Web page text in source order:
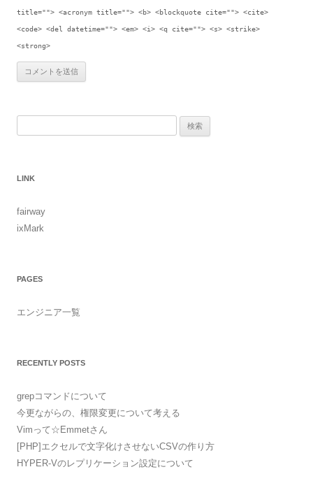
title=""> <acronym title=""> <b> <blockquote cite=""> <cite>
<code> <del datetime=""> <em> <i> <q cite=""> <s> <strike>
<strong>
LINK
fairway
ixMark
PAGES
エンジニア一覧
RECENTLY POSTS
grepコマンドについて
今更ながらの、権限変更について考える
Vimって☆Emmetさん
[PHP]エクセルで文字化けさせないCSVの作り方
HYPER-Vのレプリケーション設定について